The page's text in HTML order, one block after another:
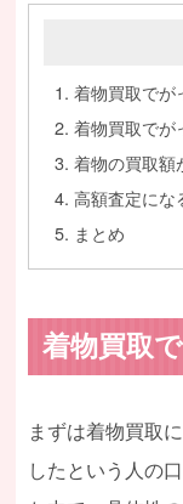
着物買取でが
着物買取でが
着物の買取額
高額査定にな
まとめ
着物買取
まずは着物買取
したという人の